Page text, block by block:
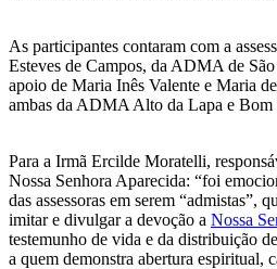
As participantes contaram com a
Esteves de Campos, da ADMA de
apoio de Maria Inês Valente e Maria
ambas da ADMA Alto da Lapa e Bom
Para a Irmã Ercilde Moratelli,
Nossa Senhora Aparecida: “foi
das assessoras em serem “admistas”,
imitar e divulgar a devoção a Nossa
testemunho de vida e da distribuição
a quem demonstra abertura espiritual,